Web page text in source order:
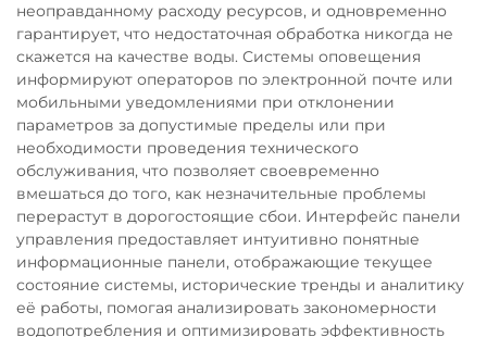
неоправданному расходу ресурсов, и одновременно
гарантирует, что недостаточная обработка никогда не
скажется на качестве воды. Системы оповещения
информируют операторов по электронной почте или
мобильными уведомлениями при отклонении
параметров за допустимые пределы или при
необходимости проведения технического
обслуживания, что позволяет своевременно
вмешаться до того, как незначительные проблемы
перерастут в дорогостоящие сбои. Интерфейс панели
управления предоставляет интуитивно понятные
информационные панели, отображающие текущее
состояние системы, исторические тренды и аналитику
её работы, помогая анализировать закономерности
водопотребления и оптимизировать эффективность